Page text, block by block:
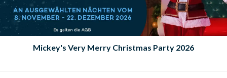
Mickey's Very Merry Christmas Party 2026